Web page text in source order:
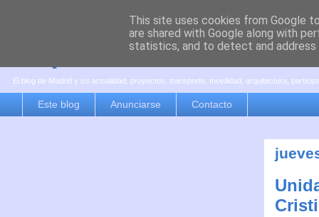
es por madrid
El blog de Madrid y su actualidad, proyectos, transporte, movilidad, arquitectura,
Este blog Anunciarse Contacto
This site uses cookies from Google
are shared with Google along with
statistics, and to detect and address